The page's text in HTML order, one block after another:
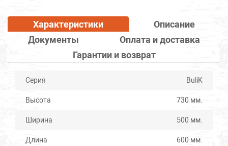
Характеристики
Описание
Документы
Оплата и доставка
Гарантии и возврат
Серия BuliK
Высота 730 мм.
Ширина 500 мм.
Длина 600 мм.